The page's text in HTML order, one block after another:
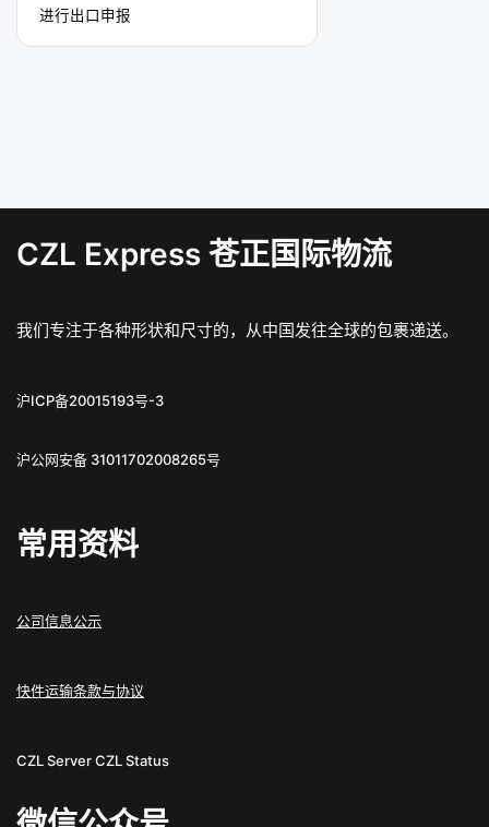
进行出口申报
CZL Express 苍正国际物流
我们专注于各种形状和尺寸的，从中国发往全球的包裹递送。
沪ICP备20015193号-3
沪公网安备 31011702008265号
常用资料
公司信息公示
快件运输条款与协议
CZL ServerCZL Status